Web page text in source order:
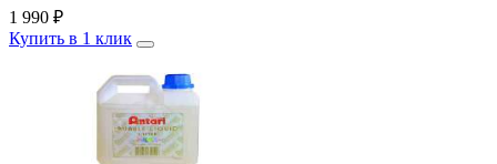
1 990 ₽
Купить в 1 клик